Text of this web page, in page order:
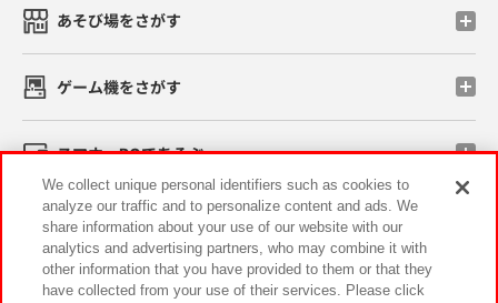
あそび場をさがす
ゲーム機をさがす
スマホ・PCであそぶ
イベント・キャンペーン
We collect unique personal identifiers such as cookies to
analyze our traffic and to personalize content and ads. We
share information about your use of our website with our
analytics and advertising partners, who may combine it with
other information that you have provided to them or that they
have collected from your use of their services. Please click